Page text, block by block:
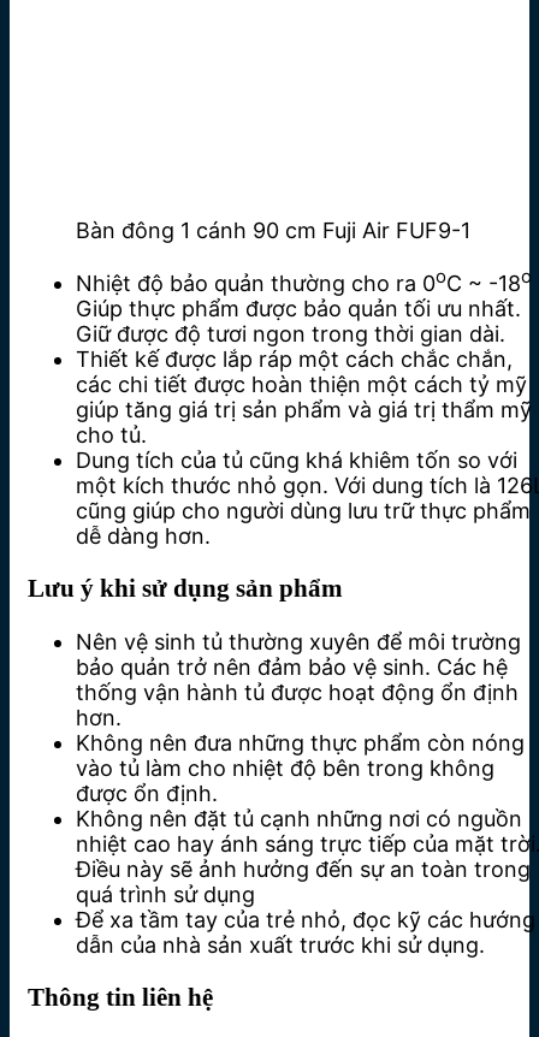
Bàn đông 1 cánh 90 cm Fuji Air FUF9-1
Nhiệt độ bảo quản thường cho ra 0oC ~ -18o
Giúp thực phẩm được bảo quản tối ưu nhất.
Giữ được độ tươi ngon trong thời gian dài.
Thiết kế được lắp ráp một cách chắc chắn,
các chi tiết được hoàn thiện một cách tỷ mỹ
giúp tăng giá trị sản phẩm và giá trị thẩm mỹ
cho tủ.
Dung tích của tủ cũng khá khiêm tốn so với
một kích thước nhỏ gọn. Với dung tích là
cũng giúp cho người dùng lưu trữ thực phẩm
dễ dàng hơn.
Lưu ý khi sử dụng sản phẩm
Nên vệ sinh tủ thường xuyên để môi trường
bảo quản trở nên đảm bảo vệ sinh. Các hệ
thống vận hành tủ được hoạt động ổn định
hơn.
Không nên đưa những thực phẩm còn nóng
vào tủ làm cho nhiệt độ bên trong không
được ổn định.
Không nên đặt tủ cạnh những nơi có nguồn
nhiệt cao hay ánh sáng trực tiếp của mặt
Điều này sẽ ảnh hưởng đến sự an toàn trong
quá trình sử dụng
Để xa tầm tay của trẻ nhỏ, đọc kỹ các hướng
dẫn của nhà sản xuất trước khi sử dụng.
Thông tin liên hệ